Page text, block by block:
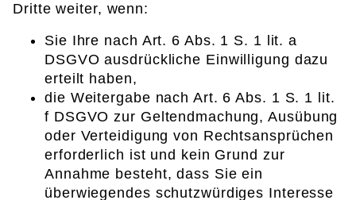
Dritte weiter, wenn:
Sie Ihre nach Art. 6 Abs. 1 S. 1 lit. a
DSGVO ausdrückliche Einwilligung dazu
erteilt haben,
die Weitergabe nach Art. 6 Abs. 1 S. 1 lit.
f DSGVO zur Geltendmachung, Ausübung
oder Verteidigung von Rechtsansprüchen
erforderlich ist und kein Grund zur
Annahme besteht, dass Sie ein
überwiegendes schutzwürdiges Interesse